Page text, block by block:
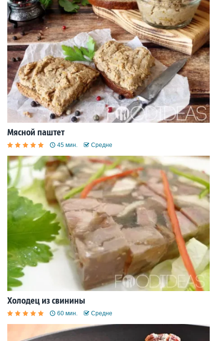
Мясной паштет
45 мин. Средне
Холодец из свинины
60 мин. Средне